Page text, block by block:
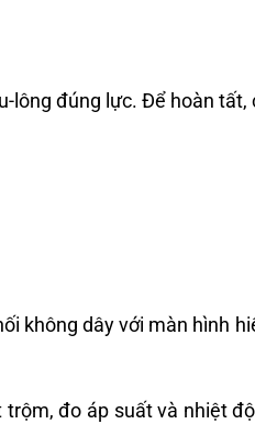
lông đúng lực. Để hoàn tất,
không dây với màn hình
đo áp suất và nhiệt